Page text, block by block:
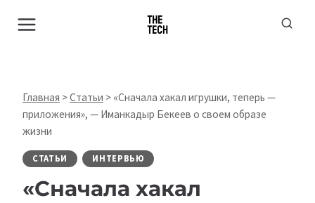
Главная >Статьи > «Сначала хакал игрушки, теперь —
приложения», — Иманкадыр Бекеев о своем образе
жизни
СТАТЬИ ИНТЕРВЬЮ
«Сначала хакал